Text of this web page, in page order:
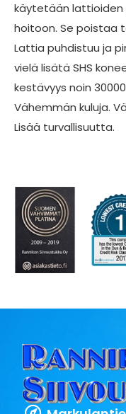
käytetään lattioiden
hoitoon. Se poistaa
Lattia puhdistuu ja
vielä lisätä SHS
kestävyys noin
Vähemmän kuluja.
Lisää turvallisuutta.